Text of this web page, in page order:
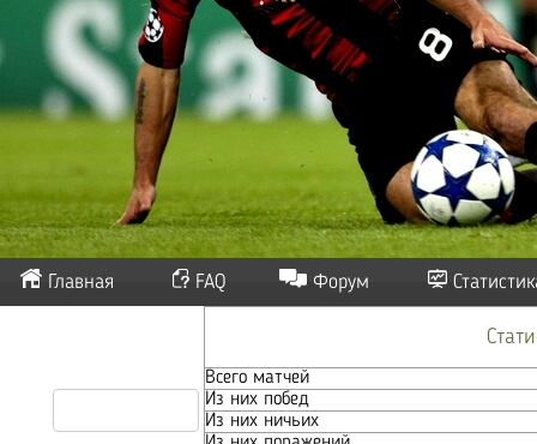
Главная FAQ Форум
Всего матчей
Из них побед
Из них ничьих